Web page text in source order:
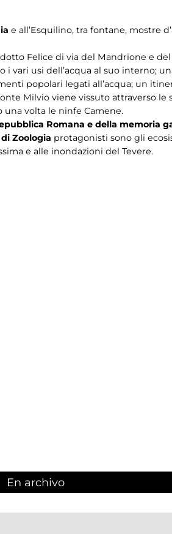
e all’Esquilino, tra fontane, mostre
Felice di via del Mandrione e
vari usi dell’acqua al suo interno;
popolari legati all’acqua; un
Milvio viene vissuto attraverso le
una volta le ninfe Camene.
Romana e della memoria
Zoologia protagonisti sono gli
e alle inondazioni del Tevere.
En archivo